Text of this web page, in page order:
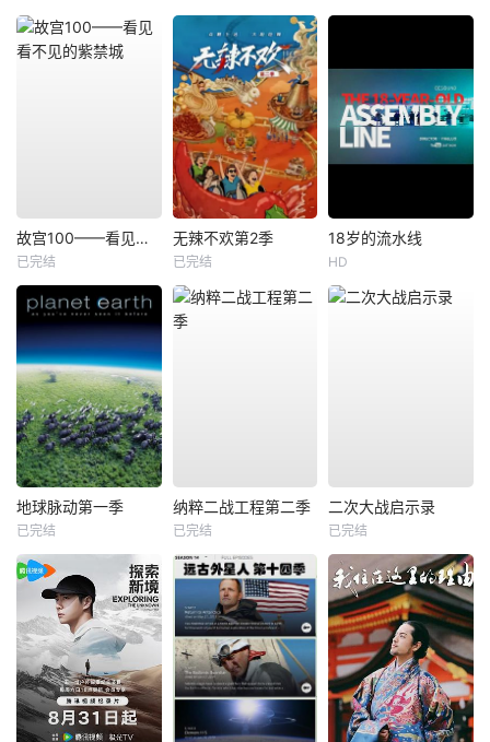
故宫100——看见看不见的紫禁城
已完结
无辣不欢第2季
已完结
18岁的流水线
HD
地球脉动第一季
已完结
纳粹二战工程第二季
已完结
二次大战启示录
已完结